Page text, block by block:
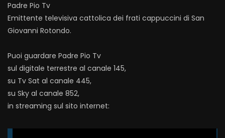
Santo Rosario e Santa Messa – 4
gennaio 2022 (fr. Gregorio D’Arenzo)
ROBERTOM
Santo Rosario e Santa Messa – 3
gennaio 2022 (fr. Rinaldo Totaro)
ROBERTOM
Padre Pio Tv
Emittente televisiva cattolica dei frati cappuccini di San
Giovanni Rotondo.
Puoi guardare Padre Pio Tv
sul digitale terrestre al canale 145,
su Tv Sat al canale 445,
su Sky al canale 852,
in streaming sul sito internet: